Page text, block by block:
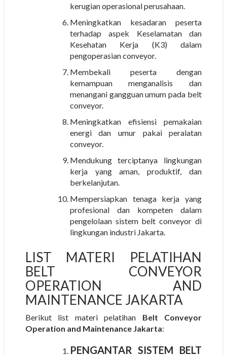
kerugian operasional perusahaan.
Meningkatkan kesadaran peserta
terhadap aspek Keselamatan dan
Kesehatan Kerja (K3) dalam
pengoperasian conveyor.
Membekali peserta dengan
kemampuan menganalisis dan
menangani gangguan umum pada belt
conveyor.
Meningkatkan efisiensi pemakaian
energi dan umur pakai peralatan
conveyor.
Mendukung terciptanya lingkungan
kerja yang aman, produktif, dan
berkelanjutan.
Mempersiapkan tenaga kerja yang
profesional dan kompeten dalam
pengelolaan sistem belt conveyor di
lingkungan industri Jakarta.
LIST MATERI PELATIHAN
BELT CONVEYOR
OPERATION AND
MAINTENANCE JAKARTA
Berikut list materi pelatihan Belt Conveyor
Operation and Maintenance Jakarta:
PENGANTAR SISTEM BELT